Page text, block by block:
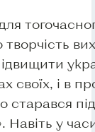
своїх, і в
старався
Навіть у